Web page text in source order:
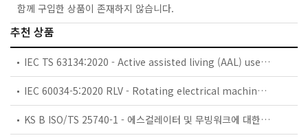
함께 구입한 상품이 존재하지 않습니다.
추천 상품
IEC TS 63134:2020 - Active assisted living (AAL) use cases
IEC 60034-5:2020 RLV - Rotating electrical machines - Part 5: Degrees of protection provided by the integral design of rotating electrical machines (IP code) - Classification
KS B ISO/TS 25740-1 - 에스컬레이터 및 무빙워크에 대한 안전요건 — 제1부: 세계공통 필수 안전요건(GESRs)